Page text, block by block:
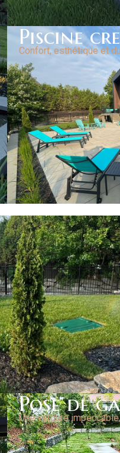
Piscine
Confort, esthétique et
Pose de
Une verdure